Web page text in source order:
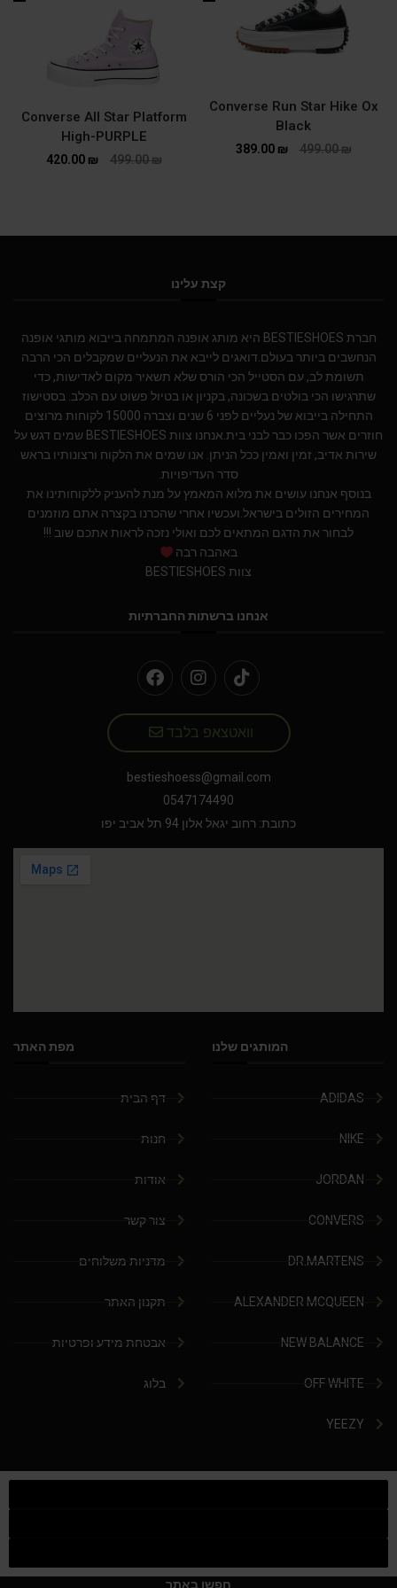
Converse Run Star Hike Ox
Black
499.00₪
389.00 ₪
Converse All Star Platform
High-PURPLE
499.00₪
420.00 ₪
קצת עלינו
חברת BESTIESHOES היא מותג אופנה המתמחה בייבוא מותגי אופנה
הנחשבים ביותר בעולם.דואגים לייבא את הנעליים שמקבלים הכי הרבה
תשומת לב, עם הסטייל הכי הורס שלא תשאיר מקום לאדישות, כדי
שתרגישו הכי בולטים בשכונה, בקניון או בטיול פשוט עם הכלב. בסטישוז
התחילה בייבוא של נעליים לפני 6 שנים וצברה 15000 לקוחות מרוצים
חוזרים אשר הפכו כבר לבני בית.אנחנו צוות BESTIESHOES שמים דגש על
שירות אדיב, זמין ואמין ככל הניתן. אנו שמים את הלקוח ורצונותיו בראש
סדר העדיפויות.
בנוסף אנחנו עושים את מלוא המאמץ על מנת להעניק ללקוחותינו את
המחירים הזולים בישראל.ועכשיו אחרי שהכרנו בקצרה אתם מוזמנים
לבחור את הדגם המתאים לכם ואולי נזכה לראות אתכם שוב !!!
באהבה רבה
צוות BESTIESHOES
אנחנו ברשתות החברתיות
וואטצאפ בלבד
bestieshoess@gmail.com
0547174490
כתובת: רחוב יגאל אלון 94 תל אביב יפו
המותגים שלנו
ADIDAS
NIKE
JORDAN
CONVERS
DR.MARTENS
ALEXANDER MCQUEEN
NEW BALANCE
OFF WHITE
YEEZY
מפת האתר
דף הבית
חנות
אודות
צור קשר
מדניות משלוחים
תקנון האתר
אבטחת מידע ופרטיות
בלוג